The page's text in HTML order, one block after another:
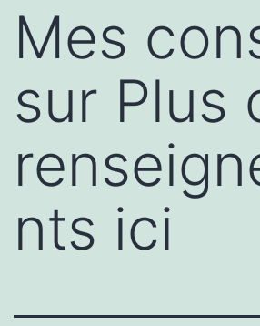
Mes
sur Plus
nts ici